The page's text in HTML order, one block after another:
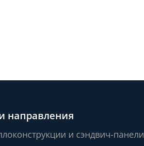
направления
и сэндвич-панели